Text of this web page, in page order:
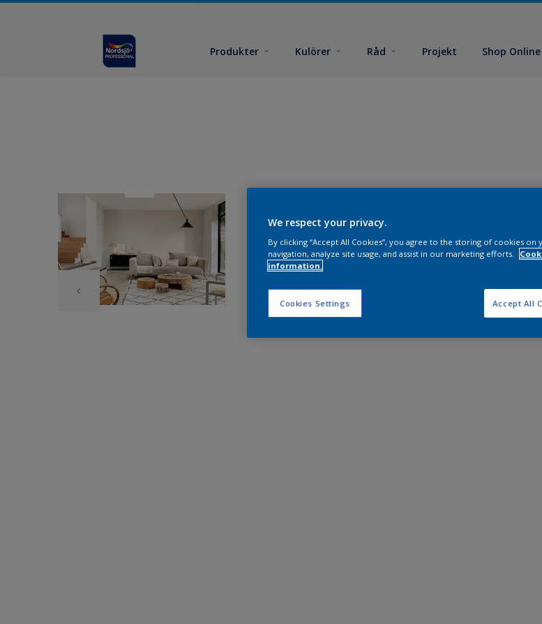
Produkter Kulörer Råd Projekt Shop Online
We respect your privacy.
By clicking “Accept All Cookies”, you agree to the storing of cookies
navigation, analyze site usage, and assist in our marketing efforts.
information.
Cookies Settings Accept All